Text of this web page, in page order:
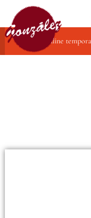
Compra online